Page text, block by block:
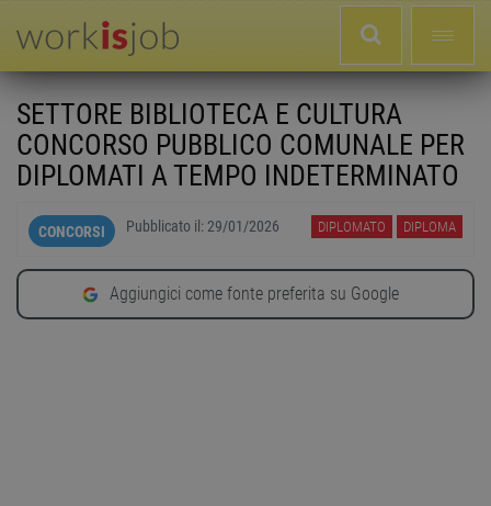
SETTORE BIBLIOTECA E CULTURA
CONCORSO PUBBLICO COMUNALE PER
DIPLOMATI A TEMPO INDETERMINATO
CONCORSI Pubblicato il: 29/01/2026 DIPLOMATO DIPLOMA
Aggiungici come fonte preferita su Google